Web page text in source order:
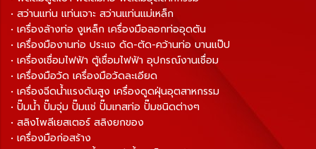
• สว่านแท่น แท่นเจาะ สว่านแท่นแม่เหล็ก
• เครื่องล้างท่อ งูเหล็ก เครื่องมือลอกท่ออุดตัน
• เครื่องมืองานท่อ ประแจ ดัด-ตัด-คว้านท่อ บานแป๊ป
• เครื่องเชื่อมไฟฟ้า ตู้เชื่อมไฟฟ้า อุปกรณ์งานเชื่อม
• เครื่องมือวัด เครื่องมือวัดละเอียด
• เครื่องฉีดน้ำแรงดันสูง เครื่องดูดฝุ่นอุตสาหกรรม
• ปั๊มน้ำ ปั๊มจุ่ม ปั๊มแช่ ปั๊มเทสท่อ ปั๊มชนิดต่างๆ
• สลิงโพลีเยสเตอร์ สลิงยกของ
• เครื่องมือก่อสร้าง